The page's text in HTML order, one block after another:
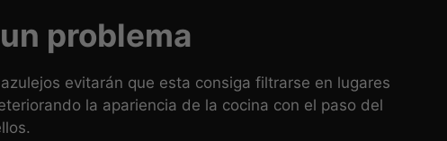
problema
evitarán que esta consiga filtrarse en lugares
la apariencia de la cocina con el paso del